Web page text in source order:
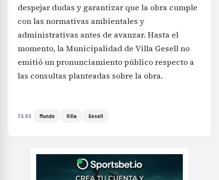
despejar dudas y garantizar que la obra cumple
con las normativas ambientales y
administrativas antes de avanzar. Hasta el
momento, la Municipalidad de Villa Gesell no
emitió un pronunciamiento público respecto a
las consultas planteadas sobre la obra.
TAGS Mundo Villa Gesell